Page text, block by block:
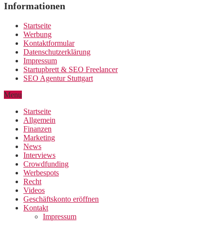
Informationen
Startseite
Werbung
Kontaktformular
Datenschutzerklärung
Impressum
Startupbrett & SEO Freelancer
SEO Agentur Stuttgart
Menu
Startseite
Allgemein
Finanzen
Marketing
News
Interviews
Crowdfunding
Werbespots
Recht
Videos
Geschäftskonto eröffnen
Kontakt
Impressum